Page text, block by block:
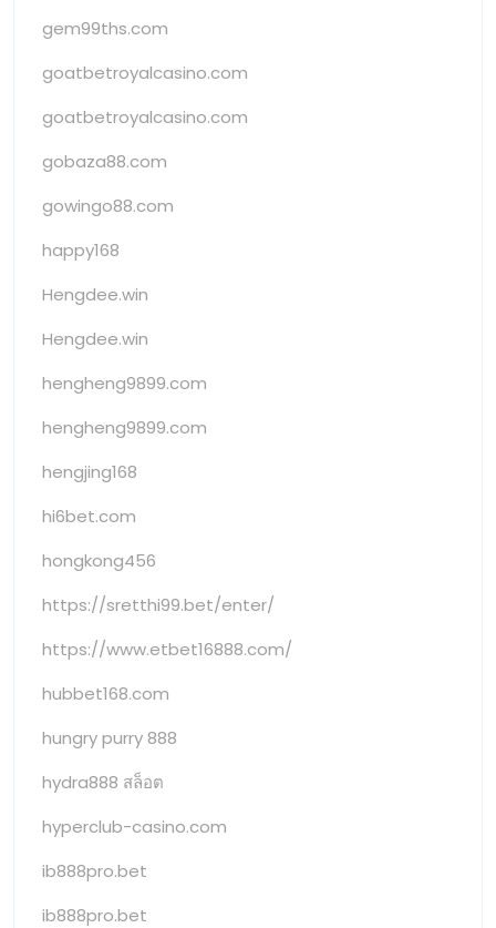
gem99ths.com
goatbetroyalcasino.com
goatbetroyalcasino.com
gobaza88.com
gowingo88.com
happy168
Hengdee.win
Hengdee.win
hengheng9899.com
hengheng9899.com
hengjing168
hi6bet.com
hongkong456
https://sretthi99.bet/enter/
https://www.etbet16888.com/
hubbet168.com
hungry purry 888
hydra888 สล็อต
hyperclub-casino.com
ib888pro.bet
ib888pro.bet